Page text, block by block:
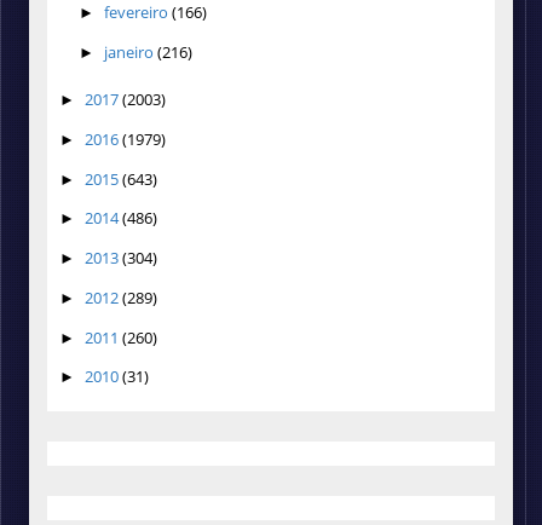
► fevereiro (166)
► janeiro (216)
► 2017(2003)
► 2016(1979)
► 2015(643)
► 2014(486)
► 2013(304)
► 2012(289)
► 2011 (260)
► 2010(31)